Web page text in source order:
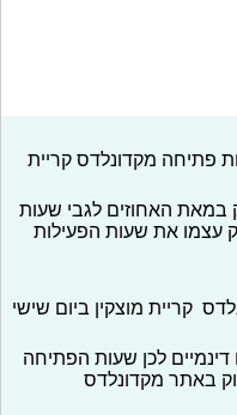
פתיחה מקדונלדס קריית
במאת האחוזים לגבי שעות
עצמו את שעות הפעילות
קריית מוצקין ביום שישי
לכן שעות הפתיחה
באתר מקדונלדס